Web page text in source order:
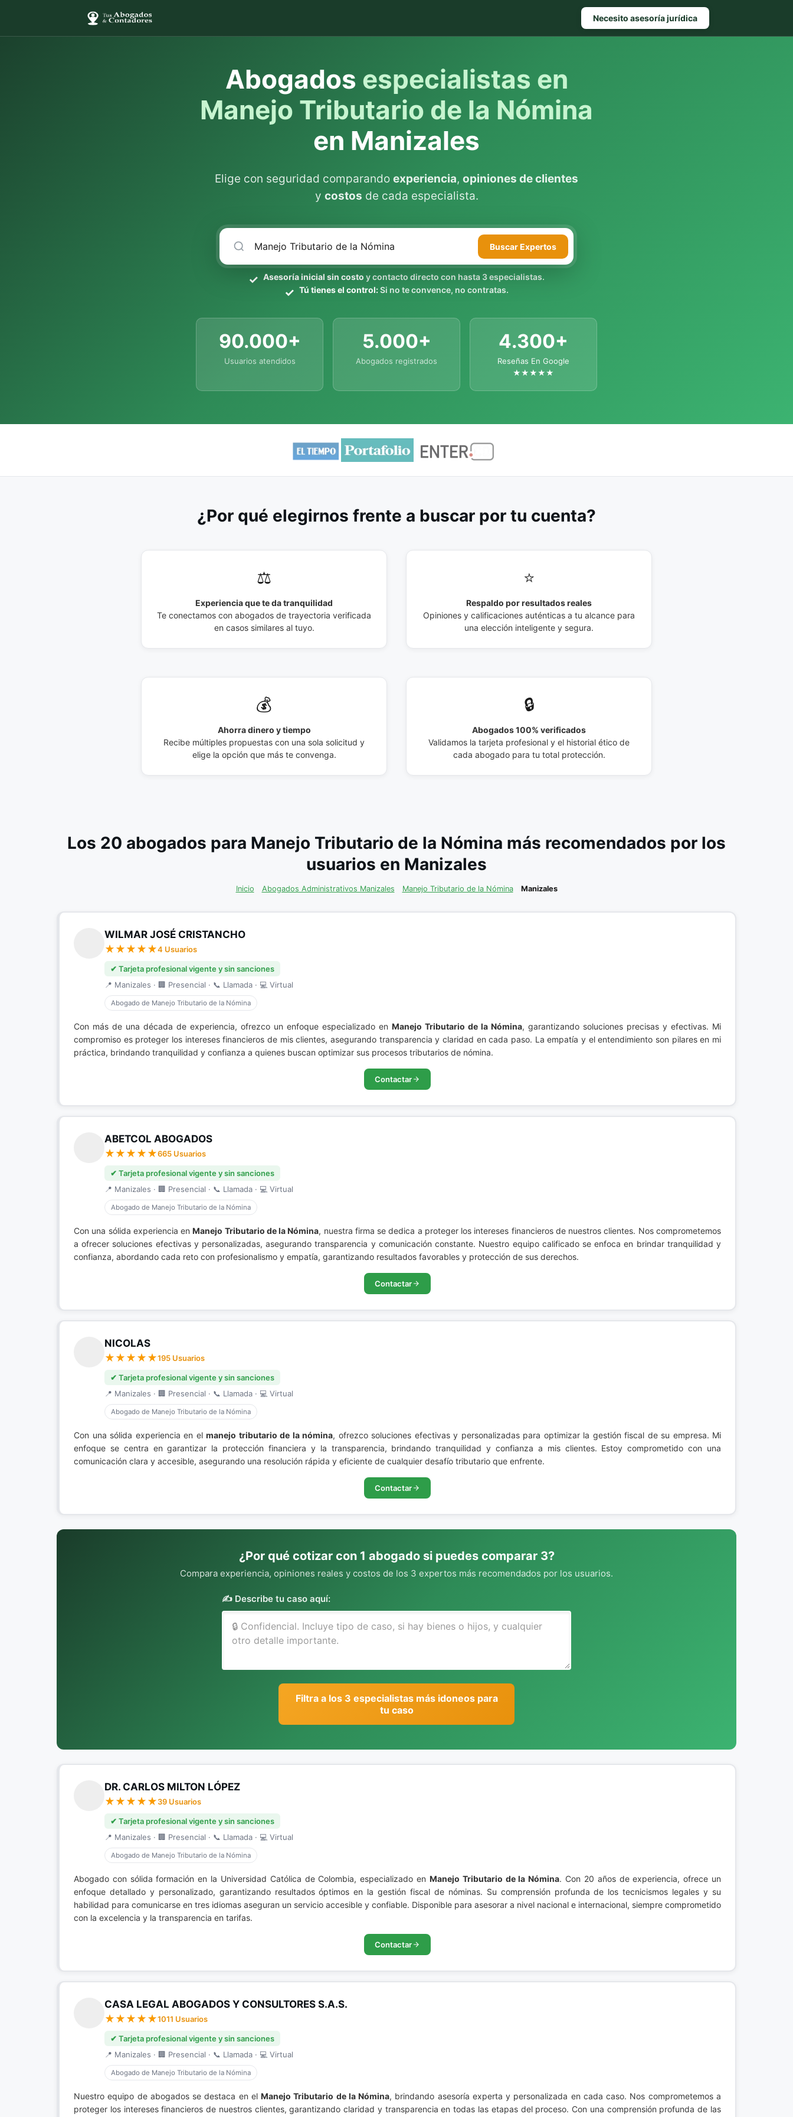
Necesito asesoría jurídica
Abogados especialistas en
Manejo Tributario de la Nómina
en Manizales
Elige con seguridad comparando experiencia, opiniones de clientes
y costos de cada especialista.
BuscarExpertos
Asesoría inicial sin costo y contacto directo con hasta 3 especialistas.
Tú tienes el control:Si no te convence, no contratas.
90.000+
Usuarios atendidos
5.000+
Abogados registrados
4.300+
Reseñas En Google
★★★★★
¿Por qué elegirnos frente a buscar por tu cuenta?
⚖️
Experiencia que te da tranquilidad
Te conectamos con abogados de trayectoria verificada
en casos similares al tuyo.
⭐
Respaldo por resultados reales
Opiniones y calificaciones auténticas a tu alcance para
una elección inteligente y segura.
💰
Ahorra dinero y tiempo
Recibe múltiples propuestas con una sola solicitud y
elige la opción que más te convenga.
🔒
Abogados 100% verificados
Validamos la tarjeta profesional y el historial ético de
cada abogado para tu total protección.
Los 20 abogados para Manejo Tributario de la Nómina más recomendados por los
usuarios en Manizales
Inicio Abogados Administrativos Manizales Manejo Tributario de la Nómina Manizales
WILMAR JOSÉ CRISTANCHO
4 Usuarios
✔ Tarjeta profesional vigente y sin sanciones
📍 Manizales · 🏢 Presencial · 📞 Llamada · 💻 Virtual
Abogado de Manejo Tributario de la Nómina
Con más de una década de experiencia, ofrezco un enfoque especializado en Manejo Tributario de la Nómina, garantizando soluciones precisas y efectivas. Mi
compromiso es proteger los intereses financieros de mis clientes, asegurando transparencia y claridad en cada paso. La empatía y el entendimiento son pilares en mi
práctica, brindando tranquilidad y confianza a quienes buscan optimizar sus procesos tributarios de nómina.
Contactar
ABETCOL ABOGADOS
665 Usuarios
✔ Tarjeta profesional vigente y sin sanciones
📍 Manizales · 🏢 Presencial · 📞 Llamada · 💻 Virtual
Abogado de Manejo Tributario de la Nómina
Con una sólida experiencia enManejo Tributario de la Nómina, nuestra firma se dedica a proteger los intereses financieros de nuestros clientes. Nos comprometemos
a ofrecer soluciones efectivas y personalizadas, asegurando transparencia y comunicación constante. Nuestro equipo calificado se enfoca en brindar tranquilidad y
confianza, abordando cada reto con profesionalismo y empatía, garantizando resultados favorables y protección de sus derechos.
Contactar
NICOLAS
195 Usuarios
✔ Tarjeta profesional vigente y sin sanciones
📍 Manizales · 🏢 Presencial · 📞 Llamada · 💻 Virtual
Abogado de Manejo Tributario de la Nómina
Con una sólida experiencia en el manejo tributario de la nómina, ofrezco soluciones efectivas y personalizadas para optimizar la gestión fiscal de su empresa. Mi
enfoque se centra en garantizar la protección financiera y la transparencia, brindando tranquilidad y confianza a mis clientes. Estoy comprometido con una
comunicación clara y accesible, asegurando una resolución rápida y eficiente de cualquier desafío tributario que enfrente.
Contactar
¿Por qué cotizar con 1 abogado si puedes comparar 3?
Compara experiencia, opiniones reales y costos de los 3 expertos más recomendados por los usuarios.
✍️ Describe tu caso aquí:
Filtra a los 3 especialistas más idoneos para
tu caso
DR. CARLOS MILTON LÓPEZ
39 Usuarios
✔ Tarjeta profesional vigente y sin sanciones
📍 Manizales · 🏢 Presencial · 📞 Llamada · 💻 Virtual
Abogado de Manejo Tributario de la Nómina
Abogado con sólida formación en la Universidad Católica de Colombia, especializado en Manejo Tributario de la Nómina. Con 20 años de experiencia, ofrece un
enfoque detallado y personalizado, garantizando resultados óptimos en la gestión fiscal de nóminas. Su comprensión profunda de los tecnicismos legales y su
habilidad para comunicarse en tres idiomas aseguran un servicio accesible y confiable. Disponible para asesorar a nivel nacional e internacional, siempre comprometido
con la excelencia y la transparencia en tarifas.
Contactar
CASA LEGAL ABOGADOS Y CONSULTORES S.A.S.
1011 Usuarios
✔ Tarjeta profesional vigente y sin sanciones
📍 Manizales · 🏢 Presencial · 📞 Llamada · 💻 Virtual
Abogado de Manejo Tributario de la Nómina
Nuestro equipo de abogados se destaca en elManejo Tributario de la Nómina, brindando asesoría experta y personalizada en cada caso. Nos comprometemos a
proteger los intereses financieros de nuestros clientes, garantizando claridad y transparencia en todas las etapas del proceso. Con una comprensión profunda de las